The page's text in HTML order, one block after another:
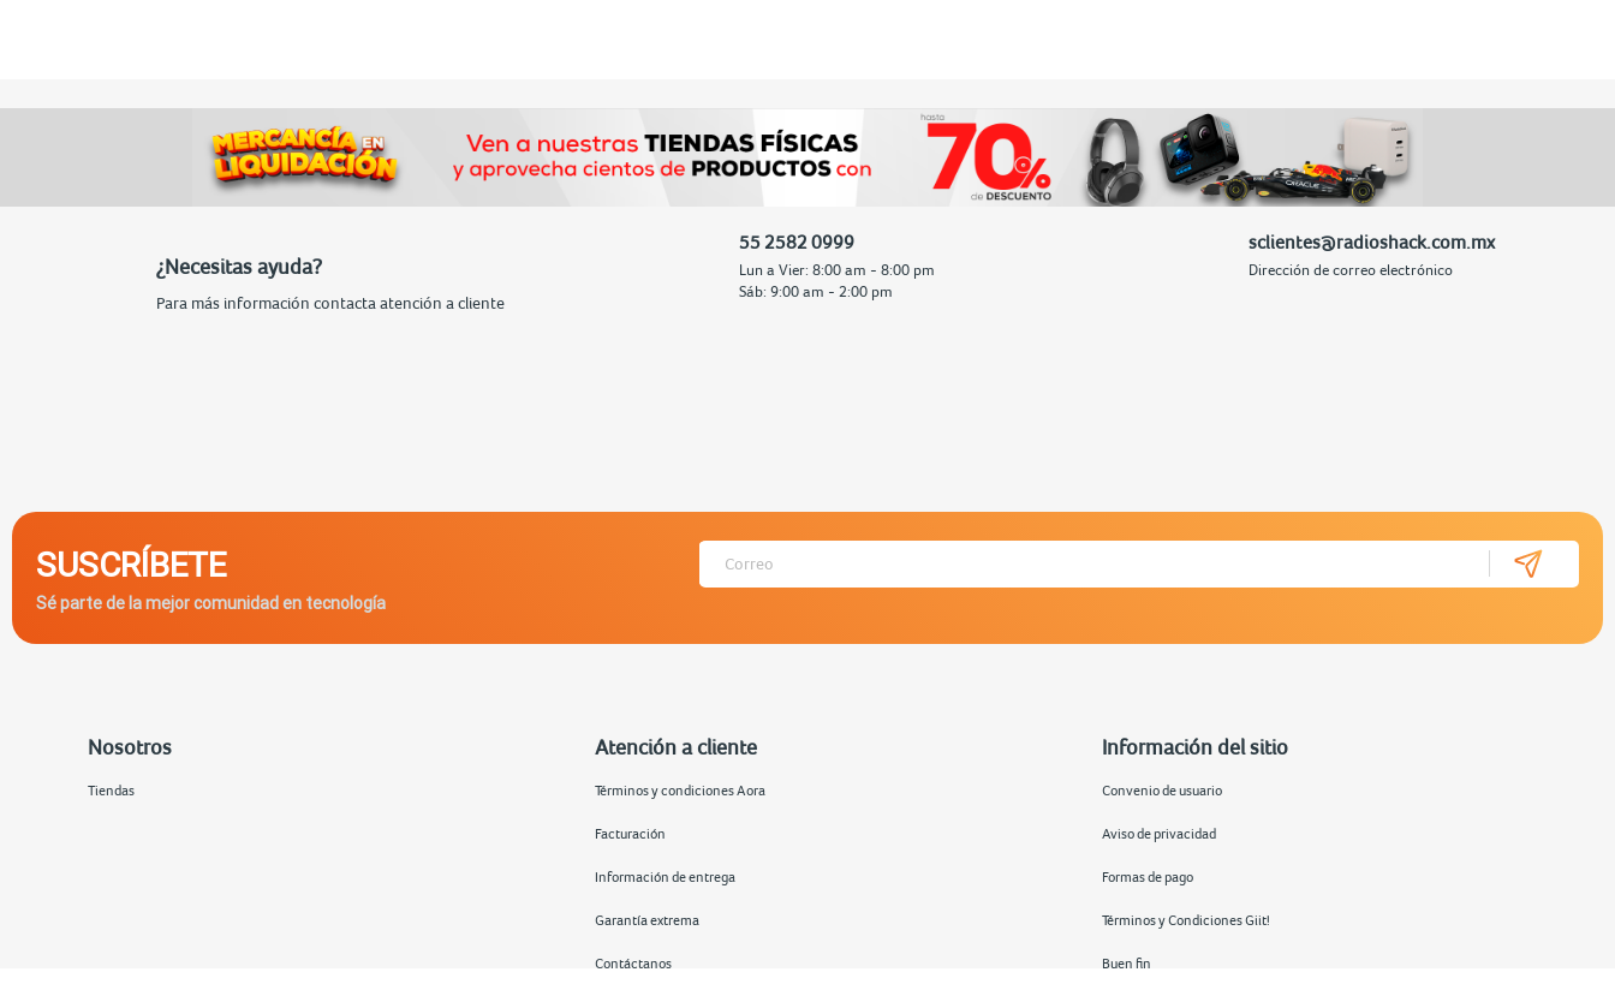
¿Necesitas ayuda?
Para más información contacta atención a cliente
55 2582 0999
Lun a Vier: 8:00 am - 8:00 pm
Sáb: 9:00 am - 2:00 pm
sclientes@radioshack.com.mx
Dirección de correo electrónico
SUSCRÍBETE
Sé parte de la mejor comunidad en tecnología
Nosotros
Tiendas
Atención a cliente
Términos y condiciones Aora
Facturación
Información de entrega
Garantía extrema
Contáctanos
Información del sitio
Convenio de usuario
Aviso de privacidad
Formas de pago
Términos y Condiciones Giit!
Buen fin